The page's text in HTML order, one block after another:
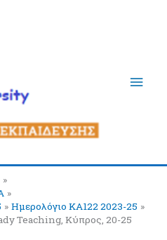
Ημερολόγιο ΚΑ122 2023-25
Teaching, Κύπρος, 20-25